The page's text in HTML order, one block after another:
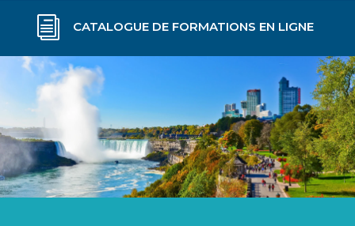
i CATALOGUE DE FORMATIONS EN LIGNE